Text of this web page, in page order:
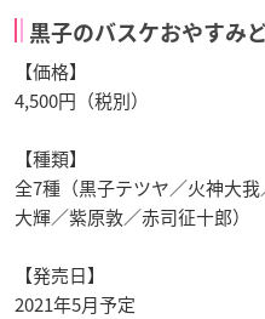
黒子のバスケおやすみ
【価格】
4,500円（税別）
【種類】
全7種（黒子テツヤ／火神大
大輝／紫原敦／赤司征十郎）
【発売日】
2021年5月予定